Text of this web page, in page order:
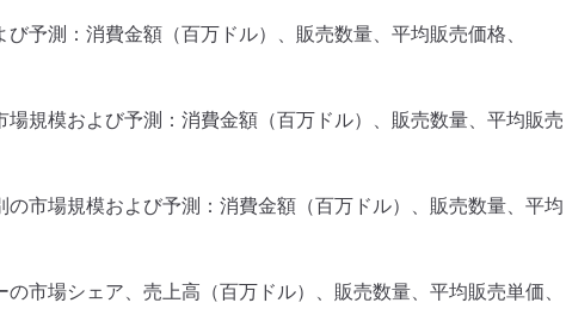
予測：消費金額（百万ドル）、販売数量、平均販売価格、
規模および予測：消費金額（百万ドル）、販売数量、平均販売
市場規模および予測：消費金額（百万ドル）、販売数量、平均
市場シェア、売上高（百万ドル）、販売数量、平均販売単価、